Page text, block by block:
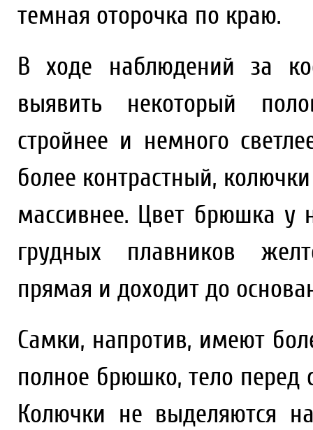
темная оторочка по краю.
В ходе наблюдений за
выявить некоторый
стройнее и немного
более контрастный,
массивнее. Цвет брюшка у
грудных плавников
прямая и доходит до
Самки, напротив, имеют
полное брюшко, тело
Колючки не выделяются